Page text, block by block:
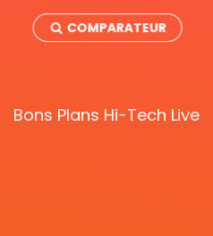
COMPARATEUR
Bons Plans Hi-Tech Live